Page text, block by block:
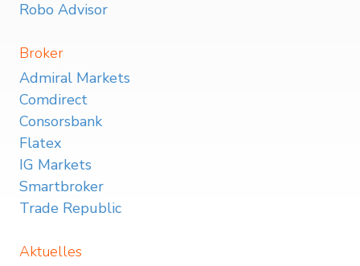
Robo Advisor
Broker
Admiral Markets
Comdirect
Consorsbank
Flatex
IG Markets
Smartbroker
Trade Republic
Aktuelles